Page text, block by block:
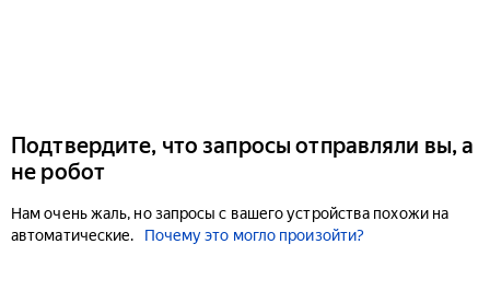
Подтвердите, что запросы отправляли вы, а
не робот
Нам очень жаль, но запросы с вашего устройства похожи на
автоматические.
Почему это могло произойти?